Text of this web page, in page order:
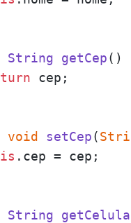
String getCep( )
cep;
void setCep(
. cep = cep;
String